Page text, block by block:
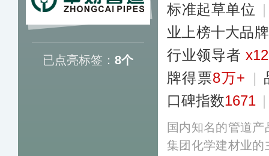
更多
已点亮标签： 8个
标准起草单位
业上榜十大品牌
行业领导者
牌得票8万+ |
口碑指数1671
国内知名的管道
集团化学建材业